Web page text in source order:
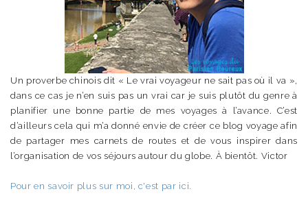
Un proverbe chinois dit « Le vrai voyageur ne sait pas où il va »,
dans ce cas je n’en suis pas un vrai car je suis plutôt du genre à
planifier une bonne partie de mes voyages à l’avance. C’est
d’ailleurs cela qui m’a donné envie de créer ce blog voyage afin
de partager mes carnets de routes et de vous inspirer dans
l’organisation de vos séjours autour du globe. À bientôt. Victor
Pour en savoir plus sur moi, c'est par ici.